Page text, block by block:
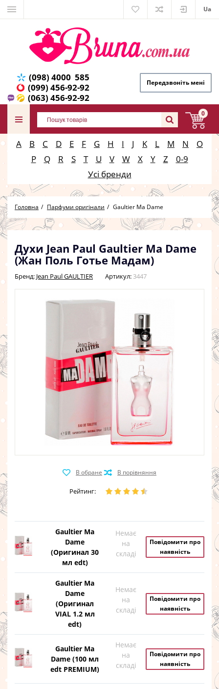
Ua
(098) 4000 585
(099) 456-92-92
(063) 456-92-92
Передзвоніть мені
0
A B C D E F G H I J K L M N
O
P
Q R S T U V W X Y Z
0-9
Усі бренди
Головна Парфуми оригінали Gaultier Ma Dame
Духи Jean Paul Gaultier Ma Dame
(Жан Поль Готье Мадам)
Бренд: Jean Paul GAULTIER Артикул: 3447
Рейтинг:
Gaultier Ma
Dame
(Оригинал 30
мл edt)
Немає
на
складі
Повідомити про
наявність
Gaultier Ma
Dame
(Оригинал
VIAL 1.2 мл
edt)
Немає
на
складі
Повідомити про
наявність
Gaultier Ma
Dame (100 мл
edt PREMIUM)
Немає
на
складі
Повідомити про
наявність